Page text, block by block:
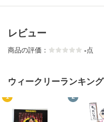
レビュー
商品の評価： -点
ウィークリーランキング
1 2